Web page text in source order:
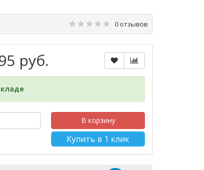
0 отзывов
руб.
В корзину
Купить в 1 клик